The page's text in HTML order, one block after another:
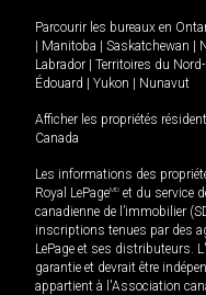
Parcourir les bureaux en
| Manitoba | Saskatchewan |
Labrador | Territoires du
Édouard | Yukon | Nunavut
Afficher les propriétés
Canada
Les informations des
Royal LePageMD et du service
canadienne de l’immobilier
inscriptions tenues par des
LePage et ses distributeurs.
garantie et devrait être
appartient à l'Association